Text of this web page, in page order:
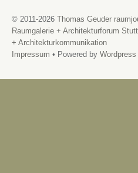
© 2011-2026 Thomas Geuder
Raumgalerie + Architekturforum
+ Architekturkommunikation
Impressum • Powered by Wordpress